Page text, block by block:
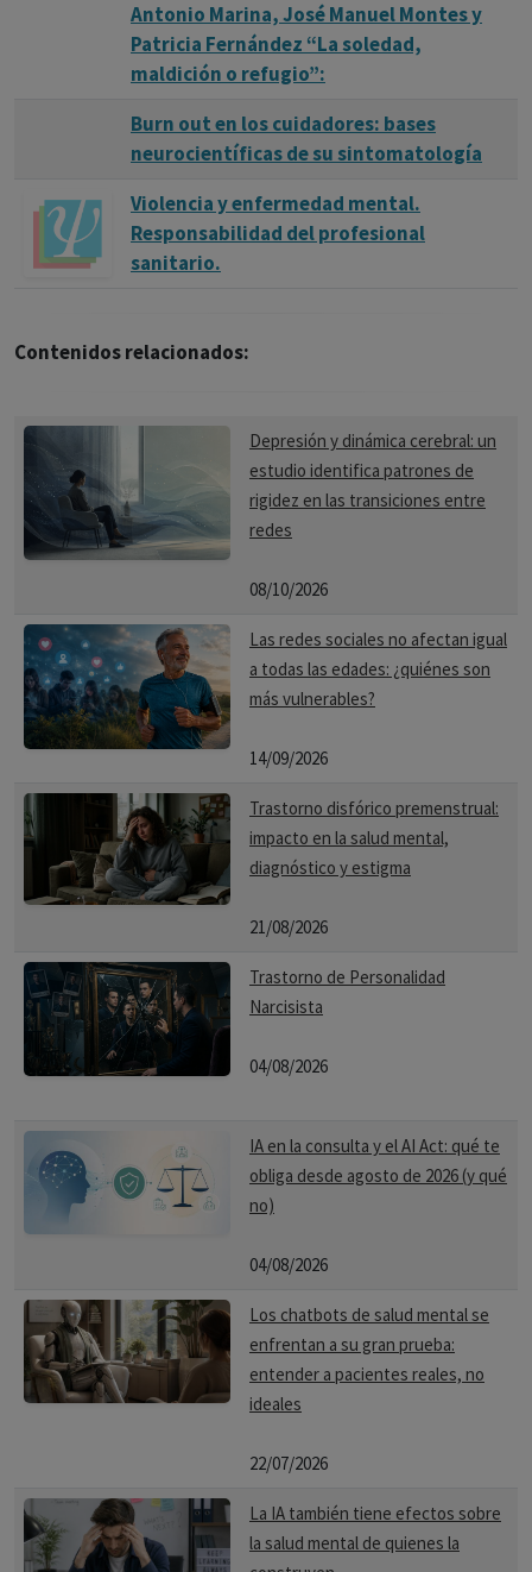
Antonio Marina, José Manuel Montes y
Patricia Fernández “La soledad,
maldición o refugio”:
Burn out en los cuidadores: bases
neurocientíficas de su sintomatología
Violencia y enfermedad mental.
Responsabilidad del profesional
sanitario.
Contenidos relacionados:
Depresión y dinámica cerebral: un
estudio identifica patrones de
rigidez en las transiciones entre
redes
08/10/2026
Las redes sociales no afectan igual
a todas las edades: ¿quiénes son
más vulnerables?
14/09/2026
Trastorno disfórico premenstrual:
impacto en la salud mental,
diagnóstico y estigma
21/08/2026
Trastorno de Personalidad
Narcisista
04/08/2026
IA en la consulta y el AI Act: qué te
obliga desde agosto de 2026 (y qué
no)
04/08/2026
Los chatbots de salud mental se
enfrentan a su gran prueba:
entender a pacientes reales, no
ideales
22/07/2026
La IA también tiene efectos sobre
la salud mental de quienes la